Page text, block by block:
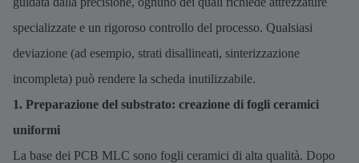
specializzate e un rigoroso controllo del processo. Qualsiasi
deviazione (ad esempio, strati disallineati, sinterizzazione
incompleta) può rendere la scheda inutilizzabile.
1. Preparazione del substrato: creazione di fogli ceramici
uniformi
La base dei PCB MLC sono fogli ceramici di alta qualità. Dopo